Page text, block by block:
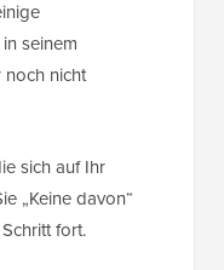
seinem
nicht
sich auf Ihr
„Keine davon“
fort.